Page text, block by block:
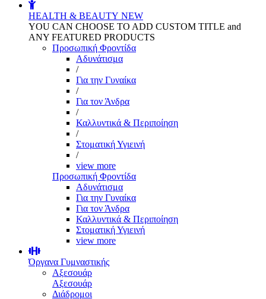
HEALTH & BEAUTY NEW
YOU CAN CHOOSE TO ADD CUSTOM TITLE and
ANY FEATURED PRODUCTS
Προσωπική Φροντίδα
Αδυνάτισμα
/
Για την Γυναίκα
/
Για τον Άνδρα
/
Καλλυντικά & Περιποίηση
/
Στοματική Υγιεινή
/
view more
Προσωπική Φροντίδα
Αδυνάτισμα
Για την Γυναίκα
Για τον Άνδρα
Καλλυντικά & Περιποίηση
Στοματική Υγιεινή
view more
Όργανα Γυμναστικής
Αξεσουάρ
Αξεσουάρ
Διάδρομοι